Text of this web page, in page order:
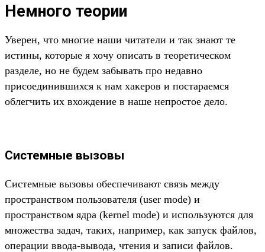
Немного теории
Уверен, что многие наши читатели и так знают те
истины, которые я хочу описать в теоретическом
разделе, но не будем забывать про недавно
присоединившихся к нам хакеров и постараемся
облегчить их вхождение в наше непростое дело.
Системные вызовы
Системные вызовы обеспечивают связь между
пространством пользователя (user mode) и
пространством ядра (kernel mode) и используются для
множества задач, таких, например, как запуск файлов,
операции ввода-вывода, чтения и записи файлов.